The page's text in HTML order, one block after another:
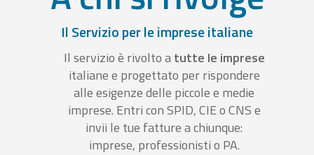
Il Servizio per le imprese italiane
Il servizio è rivolto atutte le imprese
italiane e progettato per rispondere
alle esigenze delle piccole e medie
imprese. Entri con SPID, CIE o CNS e
invii le tue fatture a chiunque:
imprese, professionisti o PA.